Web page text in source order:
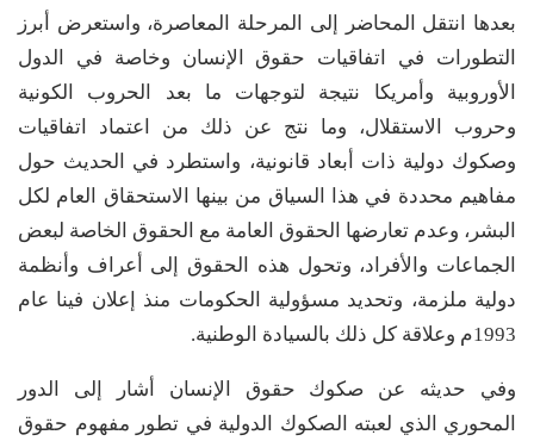
بعدها انتقل المحاضر إلى المرحلة المعاصرة، واستعرض أبرز
التطورات في اتفاقيات حقوق الإنسان وخاصة في الدول
الأوروبية وأمريكا نتيجة لتوجهات ما بعد الحروب الكونية
وحروب الاستقلال، وما نتج عن ذلك من اعتماد اتفاقيات
وصكوك دولية ذات أبعاد قانونية، واستطرد في الحديث حول
مفاهيم محددة في هذا السياق من بينها الاستحقاق العام لكل
البشر، وعدم تعارضها الحقوق العامة مع الحقوق الخاصة لبعض
الجماعات والأفراد، وتحول هذه الحقوق إلى أعراف وأنظمة
دولية ملزمة، وتحديد مسؤولية الحكومات منذ إعلان فينا عام
1993م وعلاقة كل ذلك بالسيادة الوطنية.
وفي حديثه عن صكوك حقوق الإنسان أشار إلى الدور
المحوري الذي لعبته الصكوك الدولية في تطور مفهوم حقوق